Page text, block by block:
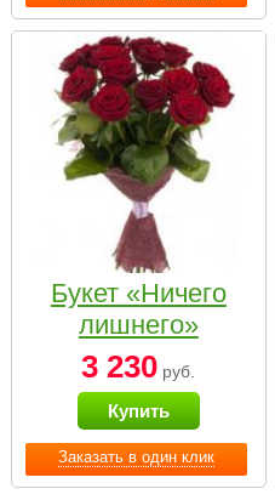
Заказать в один клик
Букет «Ничего
лишнего»
3 230 руб.
Купить